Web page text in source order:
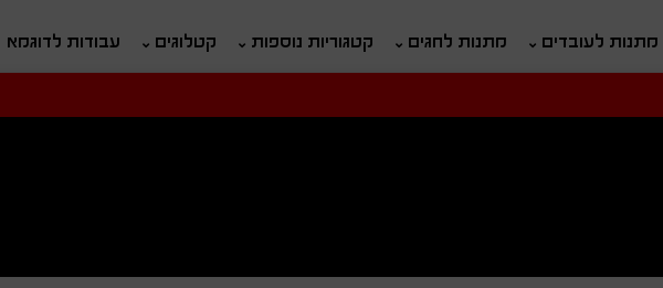
מתנות לעובדים מתנות לחגים קטגוריות נוספות קטלוגים עבודות לדוגמא